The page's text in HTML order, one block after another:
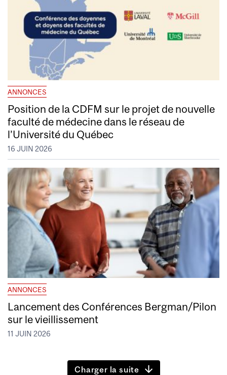
ANNONCES
Position de la CDFM sur le projet de nouvelle
faculté de médecine dans le réseau de
l’Université du Québec
16 JUIN 2026
ANNONCES
Lancement des Conférences Bergman/Pilon
sur le vieillissement
11 JUIN 2026
Charger la suite